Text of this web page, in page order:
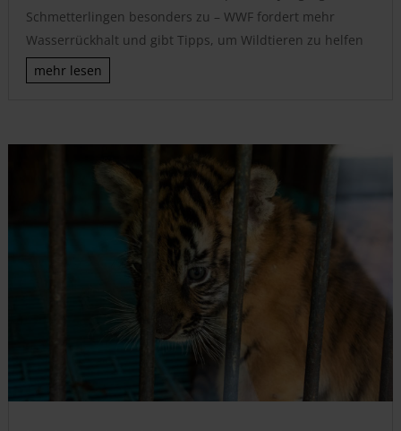
Schmetterlingen besonders zu – WWF fordert mehr
Wasserrückhalt und gibt Tipps, um Wildtieren zu helfen
mehr lesen